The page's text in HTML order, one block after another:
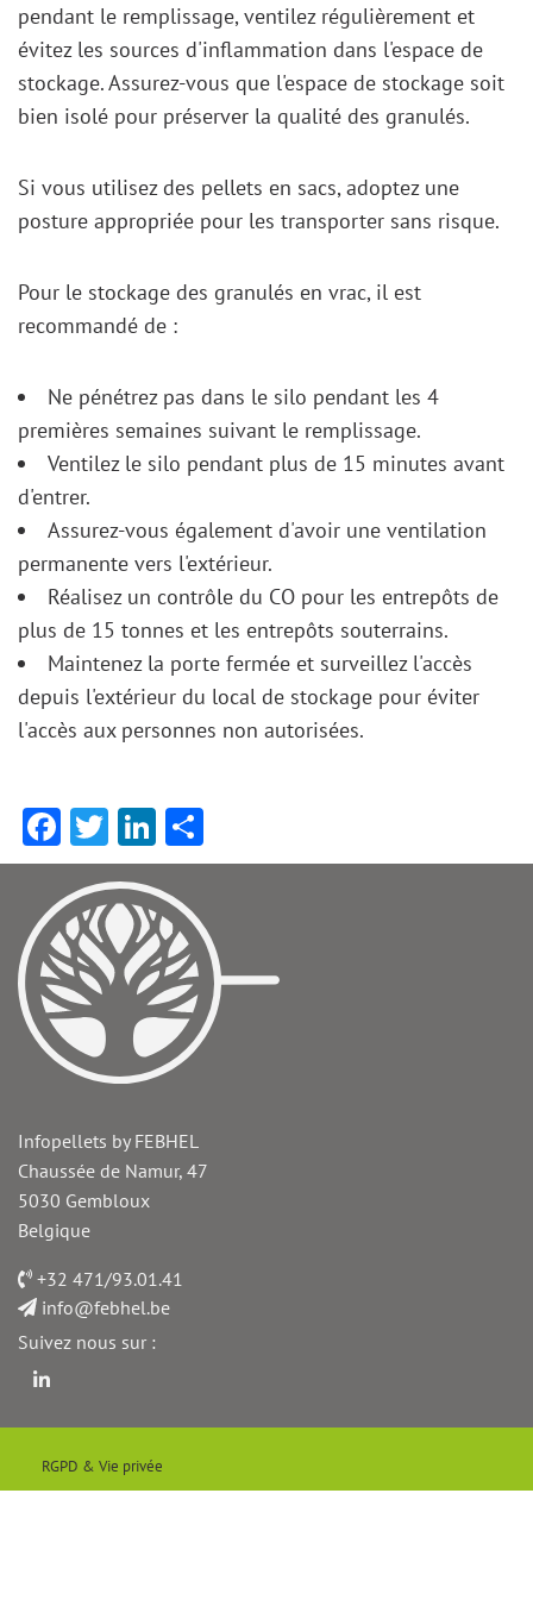
pendant le remplissage, ventilez régulièrement et
évitez les sources d'inflammation dans l'espace de
stockage. Assurez-vous que l'espace de stockage soit
bien isolé pour préserver la qualité des granulés.
Si vous utilisez des pellets en sacs, adoptez une
posture appropriée pour les transporter sans risque.
Pour le stockage des granulés en vrac, il est
recommandé de :
Ne pénétrez pas dans le silo pendant les 4
premières semaines suivant le remplissage.
Ventilez le silo pendant plus de 15 minutes avant
d'entrer.
Assurez-vous également d'avoir une ventilation
permanente vers l'extérieur.
Réalisez un contrôle du CO pour les entrepôts de
plus de 15 tonnes et les entrepôts souterrains.
Maintenez la porte fermée et surveillez l'accès
depuis l'extérieur du local de stockage pour éviter
l'accès aux personnes non autorisées.
Facebook
TwitterLinkedIn
Infopellets by FEBHEL
Chaussée de Namur, 47
5030 Gembloux
Belgique
Téléphone
+32 471/93.01.41
Email
info@febhel.be
Suivez nous sur :
Menu
Pied
RGPD & Vie privée